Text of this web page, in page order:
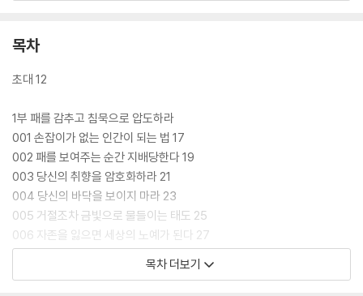
법을, 아부보다는 우아하게 거절하는 법을 배우게 될 것이다. 무례한 세상
목차
초대 12
1부 패를 감추고 침묵으로 압도하라
001 손잡이가 없는 인간이 되는 법 17
002 패를 보여주는 순간 지배당한다 19
003 당신의 취향을 암호화하라 21
004 당신의 바닥을 보이지 마라 23
005 거절조차 금빛으로 물들이는 태도 25
006 자존을 잃으면 세상의 노예가 된다 27
007 본질은 소수만 보고 외면은 모두가 본다 29
목차 더보기